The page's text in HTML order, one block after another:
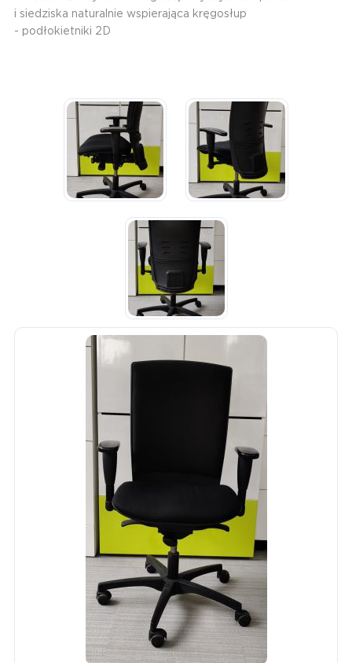
i siedziska naturalnie wspierająca kręgosłup
- podłokietniki 2D